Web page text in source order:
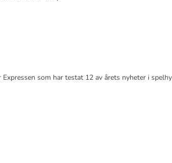
som har testat 12 av årets nyheter i